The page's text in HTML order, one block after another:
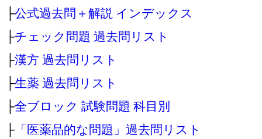
├公式過去問＋解説 インデックス
├チェック問題 過去問リスト
├漢方 過去問リスト
├生薬 過去問リスト
├全ブロック 試験問題 科目別
├ 「医薬品的な問題」過去問リスト